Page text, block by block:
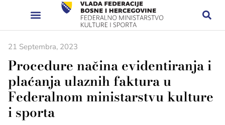
21 Septembra, 2023
Procedure načina evidentiranja i
plaćanja ulaznih faktura u
Federalnom ministarstvu kulture
i sporta